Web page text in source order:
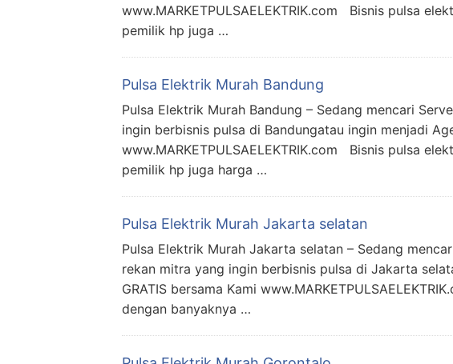
www.MARKETPULSAELEKTRIK.com Bisnis pulsa
pemilik hp juga …
Pulsa Elektrik Murah Bandung
Pulsa Elektrik Murah Bandung – Sedang mencari
ingin berbisnis pulsa di Bandungatau ingin menjadi
www.MARKETPULSAELEKTRIK.com Bisnis pulsa
pemilik hp juga harga …
Pulsa Elektrik Murah Jakarta selatan
Pulsa Elektrik Murah Jakarta selatan – Sedang
rekan mitra yang ingin berbisnis pulsa di Jakarta
GRATIS bersama Kami
dengan banyaknya …